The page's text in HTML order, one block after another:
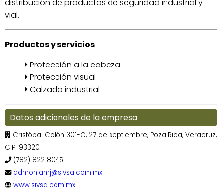
distribución de productos de seguridad industrial y
vial.
Productos y servicios
Protección a la cabeza
Protección visual
Calzado industrial
Datos adicionales de la empresa
Cristóbal Colón 301-C, 27 de septiembre, Poza Rica, Veracruz,
C.P. 93320
(782) 822 8045
admon.amj@sivsa.com.mx
www.sivsa.com.mx